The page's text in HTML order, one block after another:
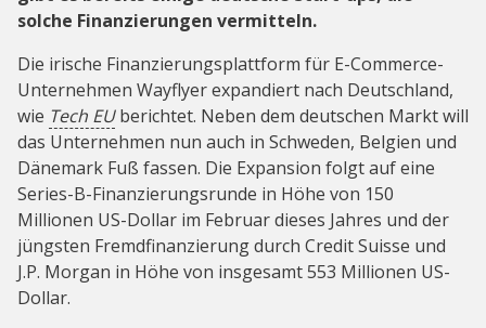
solche Finanzierungen vermitteln.
Die irische Finanzierungsplattform für E-Commerce-
Unternehmen Wayflyer expandiert nach Deutschland,
wie Tech EU berichtet. Neben dem deutschen Markt will
das Unternehmen nun auch in Schweden, Belgien und
Dänemark Fuß fassen. Die Expansion folgt auf eine
Series-B-Finanzierungsrunde in Höhe von 150
Millionen US-Dollar im Februar dieses Jahres und der
jüngsten Fremdfinanzierung durch Credit Suisse und
J.P. Morgan in Höhe von insgesamt 553 Millionen US-
Dollar.